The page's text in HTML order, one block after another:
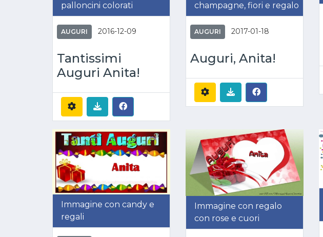
palloncini colorati
AUGURI 2016-12-09
Tantissimi
Auguri Anita!
champagne, fiori e regalo
AUGURI 2017-01-18
Auguri, Anita!
Immagine con candy e
regali
Immagine con regalo
con rose e cuori